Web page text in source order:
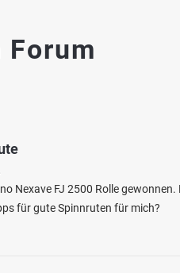
Forum
Nexave FJ 2500 Rolle
für gute Spinnruten für mich?